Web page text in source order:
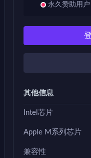
永久赞助用户
其他信息
Intel芯片
Apple M系列芯片
兼容性